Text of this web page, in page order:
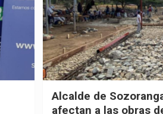
Alcalde de
afectan a las obras